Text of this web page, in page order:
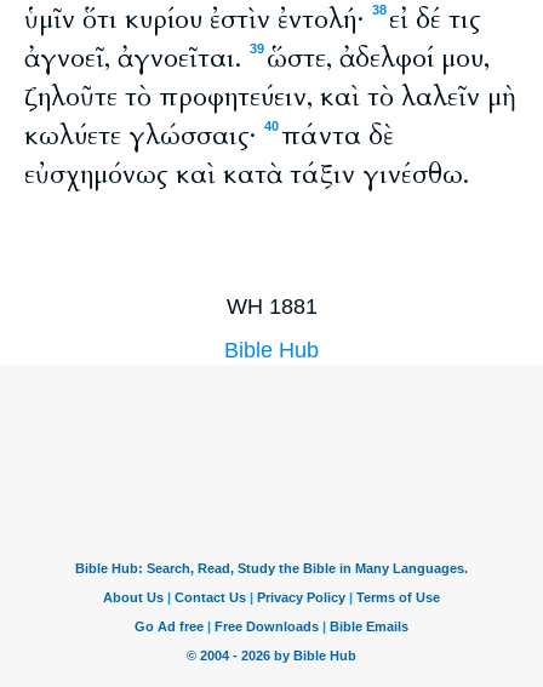
ὑμῖν ὅτι κυρίου ἐστὶν ἐντολή·
38 εἰ δέ τις
ἀγνοεῖ, ἀγνοεῖται.
39 ὥστε, ἀδελφοί μου,
ζηλοῦτε τὸ προφητεύειν, καὶ τὸ λαλεῖν μὴ
κωλύετε γλώσσαις·
40πάντα δὲ
εὐσχημόνως καὶ κατὰ τάξιν γινέσθω.
WH 1881
Bible Hub